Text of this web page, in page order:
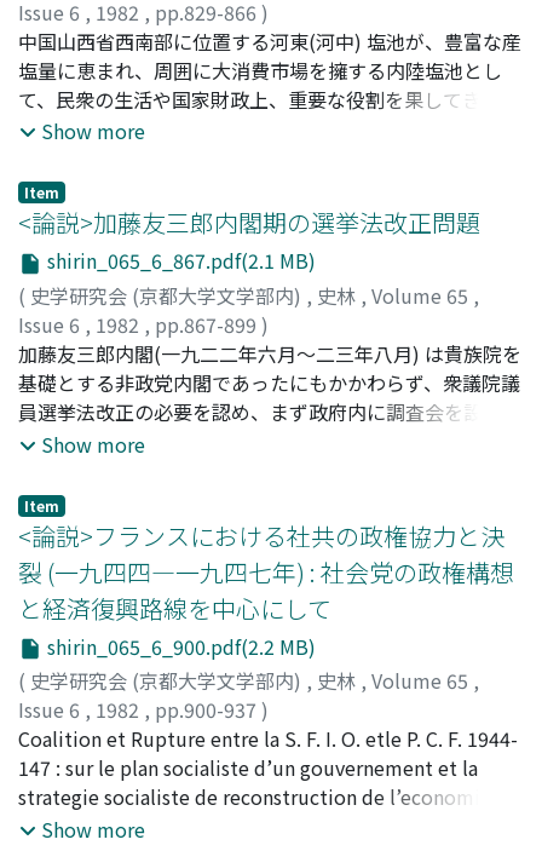
ない労役刑と共に、秦の刑罰の一つの特色となっている。
Issue 6 , 1982 , pp.829-866 )
妹尾, 達彦;Seo, Tatsuhiko;セオ, タツヒコ
中国山西省西南部に位置する河東(河中) 塩池が、豊富な産
塩量に恵まれ、周囲に大消費市場を擁する内陸塩池とし
て、民衆の生活や国家財政上、重要な役割を果してきたこ
とは、よく知られている。しかし、製塩技術・製塩条件の
の河東塩池に関しては、従来専論はなく不明な点も多く残
されている。本稿は、まず、唐代河東池塩の製塩過程、専
売施行後の政府塩税機関の経営形態を論じる。次に、唐代
後半期の池塩流通圏、主要流通路の復原を基礎として、流
通圏と自然地形との相関性、河東塩池の経済立地上の特徴
を逐次指摘し、安邑盆地に立地する塩池が、隣接する首都
長安を核とする渭水盆地の諸州府と、政治・経済地理的に
密接に繋っていたことに論及する。まとまった史料の残存
する河東塩税機関の製塩・販塩組織を究明することで、唐
代地方塩税機関の一モデルを提供し得ると思われる。
Show more
Item
<論説>加藤友三郎内閣期の選挙法改正問題
shirin_065_6_867.pdf(2.1 MB)
( 史学研究会 (京都大学文学部内) , 史林 , Volume 65 ,
Issue 6 , 1982 , pp.867-899 )
松尾, 尊兊;Matsuo, Takayoshi;マツオ, タカヨシ
加藤友三郎内閣(一九二二年六月〜二三年八月) は貴族院を
基礎とする非政党内閣であったにもかかわらず、衆議院議
員選挙法改正の必要を認め、まず政府内に調査会を設置し
た。一九二三年はじめの第四六議会では、前議会同様の普
透した。議席の過半数を占める政友会は、野党の統一普選
法案を一蹴したが、新党議の地租委譲(国税→地方税) は選
挙権の大拡張を必然化した。野党第一党の憲政会は政権担
当の可能性を確実なものにするために、普選運動の煽動か
ら統制へと態度を改め、各地の市民・農民政社を傘下にお
さめることにつとめた。他方日本共産党は、無産階級の普
選運動参加はブルジョワジーの支配を安定さすことになる
として、これにブレーキをかけた。一九二三年六月、衆議
院議員選挙法調査会は有権者の約三倍増を答申し、政府は
これを重要法律案の予備審査機関たる法制審議会に諮問し
た。加藤内閣によって選挙法改正は一九一九年いらいはじ
めて政治日程に上り、次期山本内閣にひきつがれる。
Show more
Item
<論説>フランスにおける社共の政権協力と決
裂 (一九四四―一九四七年) : 社会党の政権構想
と経済復興路線を中心にして
shirin_065_6_900.pdf(2.2 MB)
( 史学研究会 (京都大学文学部内) , 史林 , Volume 65 ,
Issue 6 , 1982 , pp.900-937 )
杉本, 淑彦;Sugimoto, Yoshihiko ;スギモト, ヨシヒコ
Coalition et Rupture entre la S. F. I. O. etle P. C. F. 1944-
147 : sur le plan socialiste d’un gouvernement et la
strategie socialiste de reconstruction de l’economie
francaise/ En mai 1947, la S. F. I. O. a exclu les
Show more